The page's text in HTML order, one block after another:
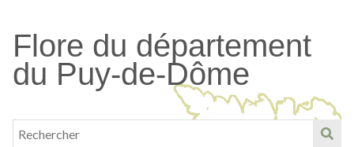
contenu
principal
Flore du département
du Puy-de-Dôme